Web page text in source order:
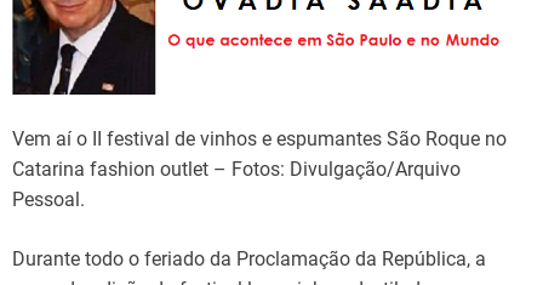
Vem aí o II festival de vinhos e espumantes São Roque no
Catarina fashion outlet – Fotos: Divulgação/Arquivo
Pessoal.
Durante todo o feriado da Proclamação da República, a